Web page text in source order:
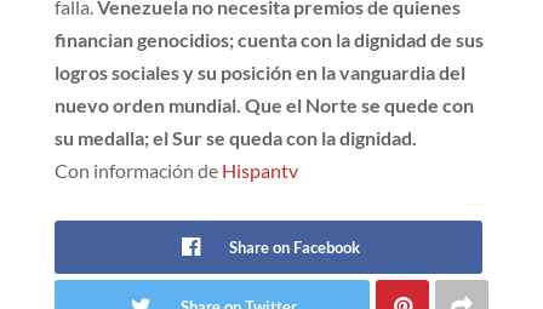
falla.Venezuela no necesita premios de quienes
financian genocidios; cuenta con la dignidad de sus
logros sociales y su posición en la vanguardia del
nuevo orden mundial. Que el Norte se quede con
su medalla; el Sur se queda con la dignidad.
Con información de Hispantv
Share on Facebook